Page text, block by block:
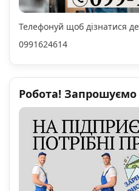
Телефонуй щоб дізнатися
0991624614
Робота! Запрошуємо